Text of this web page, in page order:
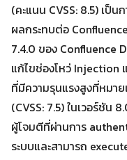
(คะแนน CVSS: 8.5) เป็
ผลกระทบต่อ
7.4.0 ของ Confluence
แก้ไขช่องโหว่ Injection
ที่มีความรุนแรงสูงที่หมา
(CVSS: 7.5) ในเวอร์ชัน
ผู้โจมตีที่ผ่านการ
ระบบและสามารถ